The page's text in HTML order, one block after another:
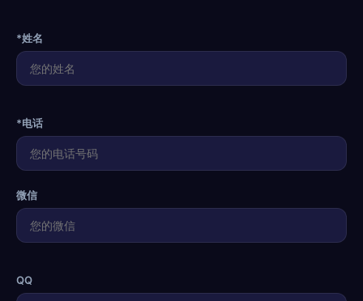
*姓名
*电话
微信
QQ